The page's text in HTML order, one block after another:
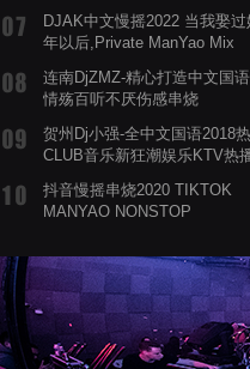
DJAK中文慢摇2022 当我娶
年以后,Private ManYao Mix
连南DjZMZ-精心打造中文国
情殇百听不厌伤感串烧
贺州Dj小强-全中文国语2018
CLUB音乐新狂潮娱乐KTV热
抖音慢摇串烧2020 TIKTOK
MANYAO NONSTOP
蝉爸爸妈妈爱存在夏天的风是
声音啊